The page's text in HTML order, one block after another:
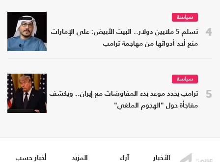
4
سياسة
تسلم 5 ملايين دولار.. البيت الأبيض: على الإمارات
منع أحد أدواتها من مهاجمة ترامب
5
سياسة
ترامب يحدد موعد بدء المفاوضات مع إيران.. ويكشف
مفاجأة حول "الهجوم الملغي"
الأخبار آراء المزيد
أخبار حسب